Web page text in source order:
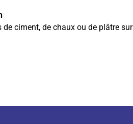
de ciment, de chaux ou de plâtre sur